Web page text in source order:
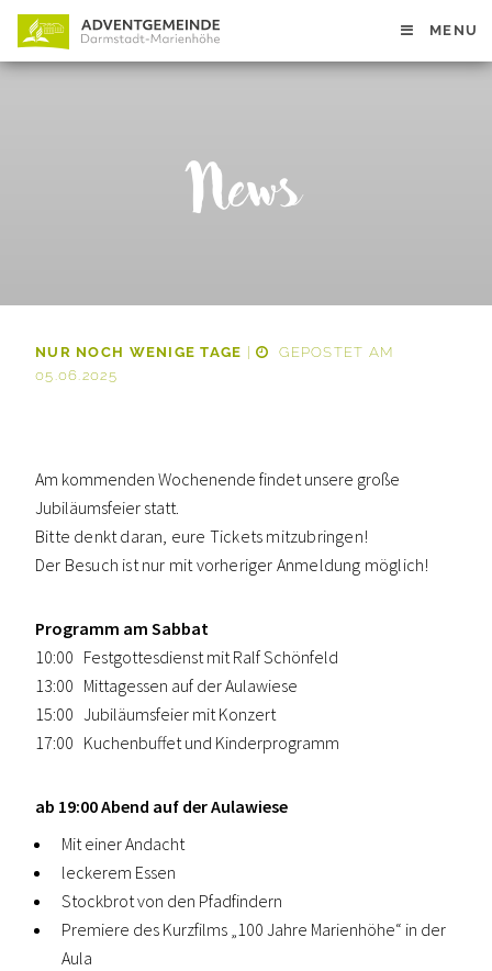
MENU
News
NUR NOCH WENIGE TAGE |
GEPOSTET AM
05.06.2025
Am kommenden Wochenende findet unsere große
Jubiläumsfeier statt.
Bitte denkt daran, eure Tickets mitzubringen!
Der Besuch ist nur mit vorheriger Anmeldung möglich!
Programm am Sabbat
10:00 Festgottesdienst mit Ralf Schönfeld
13:00 Mittagessen auf der Aulawiese
15:00 Jubiläumsfeier mit Konzert
17:00 Kuchenbuffet und Kinderprogramm
ab 19:00 Abend auf der Aulawiese
Mit einer Andacht
leckerem Essen
Stockbrot von den Pfadfindern
Premiere des Kurzfilms „100 Jahre Marienhöhe“ in der
Aula